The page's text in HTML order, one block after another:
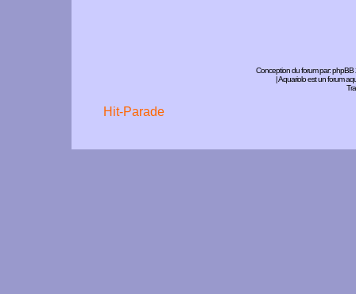
Conception du forum par:phpBB
| Aquariolo est un forum